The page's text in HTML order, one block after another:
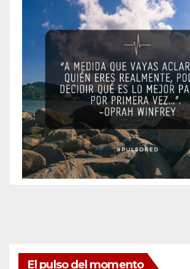
El pulso del momento